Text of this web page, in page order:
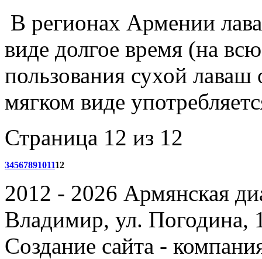
В регионах Армении
виде долгое время (на
пользования сухой лаваш
мягком виде
Страница 12 из 12
3456789101112
2012 - 2026 Армянская
Владимир, ул. Погодина,
Создание сайта -